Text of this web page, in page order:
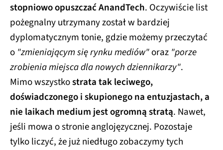
stopniowo opuszczać AnandTech. Oczywiście list
pożegnalny utrzymany został w bardziej
dyplomatycznym tonie, gdzie możemy przeczytać
o "zmieniającym się rynku mediów"oraz "porze
zrobienia miejsca dla nowych dziennikarzy".
Mimo wszystkostrata tak leciwego,
doświadczonego i skupionego na entuzjastach, a
nie laikach medium jest ogromną stratą. Nawet,
jeśli mowa o stronie anglojęzycznej. Pozostaje
tylko liczyć, że już niedługo zobaczymy tych